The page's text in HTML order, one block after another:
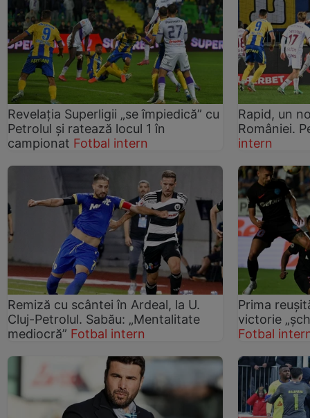
Revelația Superligii „se împiedică” cu
Petrolul și ratează locul 1 în
campionat Fotbal intern
Rapid, un
României.
intern
Remiză cu scântei în Ardeal, la U.
Cluj-Petrolul. Sabău: „Mentalitate
mediocră” Fotbal intern
Prima
victorie
Fotbal